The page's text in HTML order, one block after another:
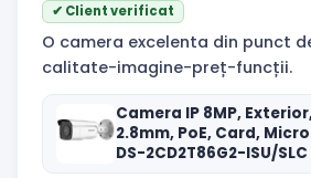
✔ Client verificat
O camera excelenta din punct
calitate-imagine-preț-funcții.
Camera IP 8MP,
2.8mm, PoE, Card,
DS-2CD2T86G2-ISU/SLC